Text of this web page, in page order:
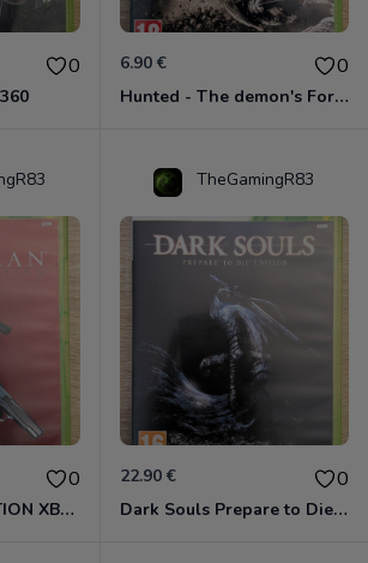
0 6.90 € 0
Hunted - The demon's Forge Xbox 360 (Complet CIB)
0
HITMAN ABSOLUTION XBOX 360
TheGamingR83
22.90 € 0
Dark Souls Prepare to Die Edition XBOX 360